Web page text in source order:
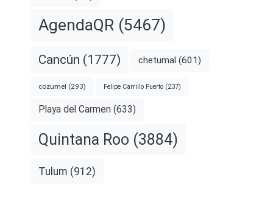
AgendaQR (5467)
Cancún (1777) chetumal (601)
cozumel (293) Felipe Carrillo Puerto (237)
Playa del Carmen (633)
Quintana Roo (3884)
Tulum (912)